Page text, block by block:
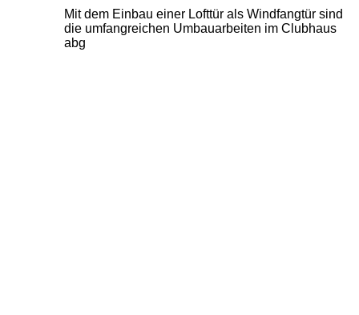
Mit dem Einbau einer Lofttür als Windfangtür sind
die umfangreichen Umbauarbeiten im Clubhaus
abg